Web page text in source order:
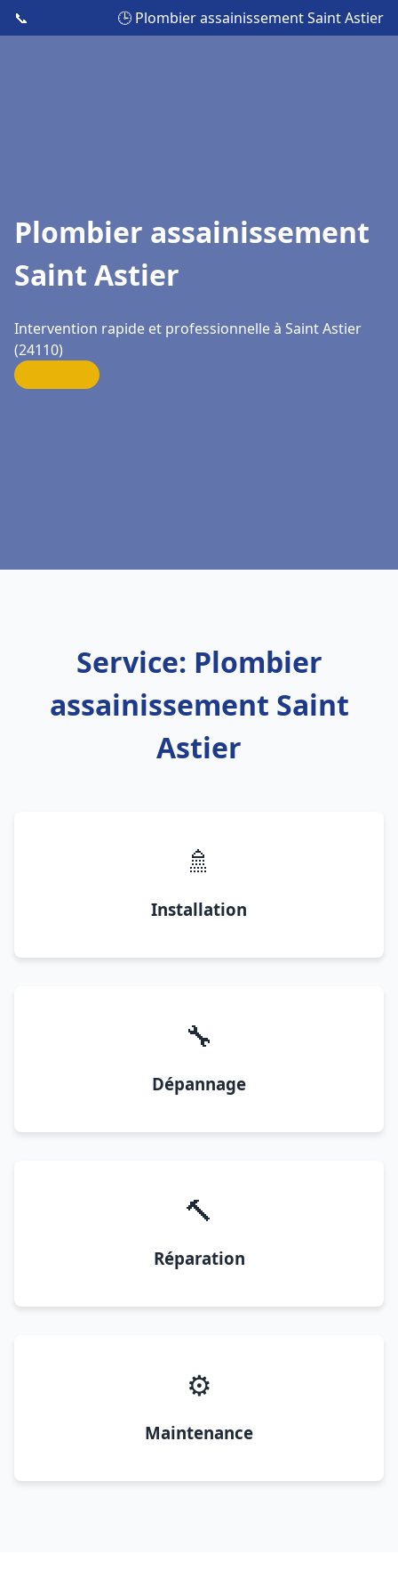
📞 🕒 Plombier assainissement Saint Astier
Plombier assainissement
Saint Astier
Intervention rapide et professionnelle à Saint Astier
(24110)
Service: Plombier
assainissement Saint
Astier
🚿
Installation
🔧
Dépannage
🔨
Réparation
⚙️
Maintenance